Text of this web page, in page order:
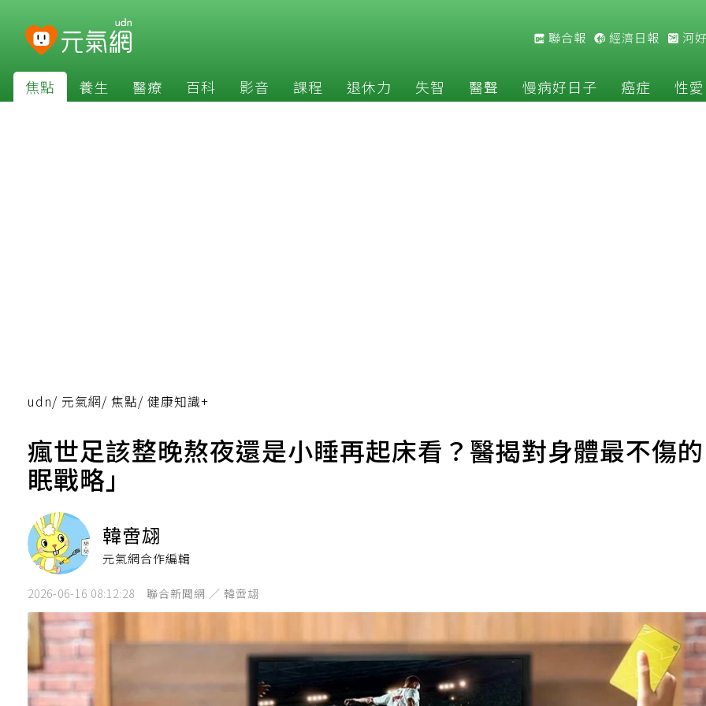
聯合報 經濟日報 河
焦點 養生 醫療 百科 影音 課程 退休力 失智 醫聲 慢病好日子 癌症 性愛
udn/ 元氣網/ 焦點/ 健康知識+
瘋世足該整晚熬夜還是小睡再起床看？醫揭對身體最不傷
眠戰略」
韓啻翃
元氣網合作編輯
2026-06-16 08:12:28 聯合新聞網 ／ 韓啻翃